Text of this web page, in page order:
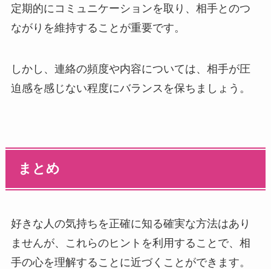
定期的にコミュニケーションを取り、相手とのつ
ながりを維持することが重要です。
しかし、連絡の頻度や内容については、相手が圧
迫感を感じない程度にバランスを保ちましょう。
まとめ
好きな人の気持ちを正確に知る確実な方法はあり
ませんが、これらのヒントを利用することで、相
手の心を理解することに近づくことができます。